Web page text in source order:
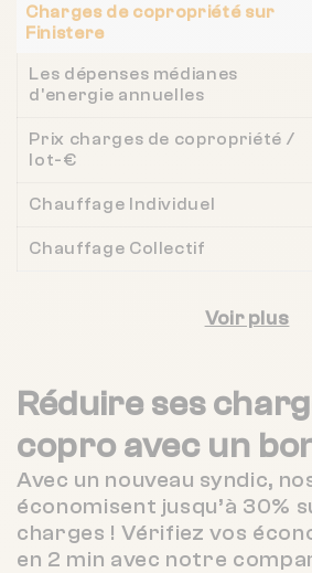
Charges de copropriété sur
Finistere
Les dépenses médianes
d'energie annuelles
Prix charges de copropriété /
lot-€
Chauffage Individuel
Chauffage Collectif
Voir plus
Réduire ses
copro avec un
Avec un nouveau syndic,
économisent jusqu’à 30%
charges ! Vérifiez vos
en 2 min avec notre